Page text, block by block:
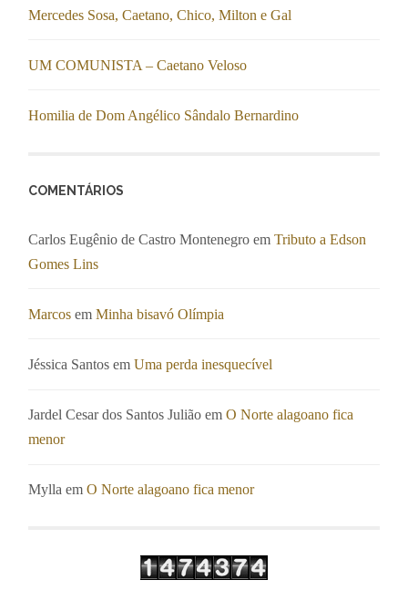
Mercedes Sosa, Caetano, Chico, Milton e Gal
UM COMUNISTA – Caetano Veloso
Homilia de Dom Angélico Sândalo Bernardino
COMENTÁRIOS
Carlos Eugênio de Castro Montenegro emTributo a Edson
Gomes Lins
Marcos emMinha bisavó Olímpia
Jéssica Santos emUma perda inesquecível
Jardel Cesar dos Santos Julião emO Norte alagoano fica
menor
Mylla emO Norte alagoano fica menor